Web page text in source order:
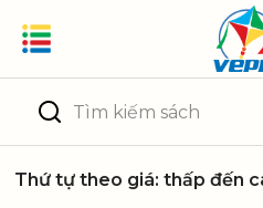
Tìm
kiếm: